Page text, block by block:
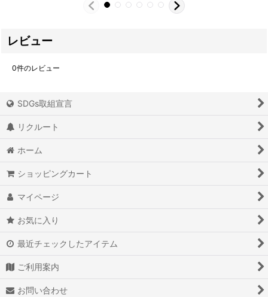
レビュー
0件のレビュー
SDGs取組宣言
リクルート
ホーム
ショッピングカート
マイページ
お気に入り
最近チェックしたアイテム
ご利用案内
お問い合わせ